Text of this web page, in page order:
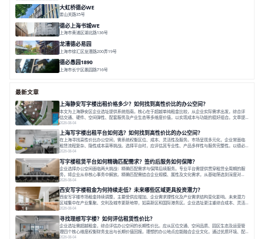
大虹桥德必WE
娄山关路35号
德必上海书城WE
上海市黄浦区湖北路136号
龙漕德必易园
上海市徐汇区龙漕路200弄19号
德必愚园1890
上海市长宁区愚园路716号
最新文章
上海静安写字楼出租价格多少？如何找到高性价比的办公空间？
本文为上海静安区企业选址提供系统指南。核心在于超越单纯租金比较，从企业实际需求出发，综合评
估交通、硬件、空间弹性、配套服务及产业生态等多维度价值，以实现成本与功能的挺好组合。文章提
出打破固定工位思维，采用精装灵活空间与共享配套以提升性价比，并通过不同规模企业的实际案例加
以说明。之后指出，专业运营服务商提供的稳定环境、社群活动与产业集聚等增值服务，是很大化空间
价值、助力企业成长的关键。对于许多在
2026-08-04
上海写字楼出租平台如何选？如何找到高性价比的办公空间？
在上海寻找高性价比办公空间，需系统权衡区位、成本、灵活性及服务。市场呈现多元化，企业常面临
租赁流程复杂、隐性成本高等挑战。选择平台时，应评估其专业性、产品多样性与服务完整性。以德必
为例，其提供从空间到生态的解决方案，通过特色园区、灵活产品和丰富配套，满足不同企业需求。企
业应明确自身需求，实地考察，选择能支持长期发展、提升竞争力的办公空间。在上海寻找合适的办公
空间，对于企业行政负责人、中小企业主
2026-08-04
写字楼租赁平台如何精确匹配需求？签约后服务如何保障？
企业选择办公空间面临两大挑战：精确匹配需求与保障后续服务。专业平台需提供贯穿租赁全周期的服
务，将企业从非核心事务中解放。精确匹配需结合企业规模、属性及文化需求，从基础筛选到深度对
接；签约后则需构建覆盖硬件运维、共享配套及专业物业的全周期保障体系。德必集团通过标准化服务
与个性化运营结合，以全国布局和产业生态圈为企业提供稳定支持，体现了从信息撮合到深度服务的能
力转变。在为企业寻找办公空间的过程中，
2026-08-04
西安写字楼租金为何持续走低？未来哪些区域更具投资潜力？
西安写字楼市场租金持续调整，主要受供应增加、企业需求理性化及产业需求结构变化影响。未来潜力
区域集中在产业集聚、交利及城市更新地带，如高新区和国际港务区。企业选址更注重综合成本、灵活
性与员工体验，倾向于提供全包式服务的办公空间。专业运营方通过空间优化与社群服务，助力企业成
长，推动市场向多元化、高性价比方向发展。近年来，西安写字楼市场呈现出租金持续调整的态势，这
一现象引发了的广泛关注。作为西部重要
2026-08-04
寻找理想写字楼？如何评估租赁性价比？
企业选址需超越租金，综合评估办公空间的长期性价比。应从区位交通、空间品质、园区生态及运营管
理四个核心维度权衡财务支出与长期价值回报。理想的办公地点应能融合企业文化，通过优质环境、配
套服务及社群资源赋能业务增长，实现成本与价值的平衡。对于许多正在成长或寻求稳定发展的企业而
2026-08-04